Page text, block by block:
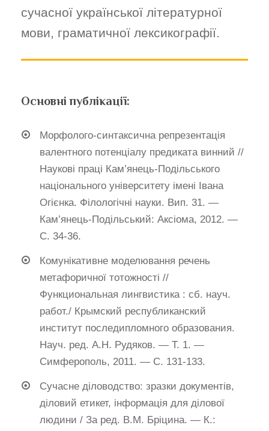
сучасної української літературної
мови, граматичної лексикографії.
Основні публікації:
Морфолого-синтаксична репрезентація
валентного потенціалу предиката винний //
Наукові праці Кам’янець-Подільського
національного університету імені Івана
Огієнка. Філологічні науки. Вип. 31. —
Кам’янець-Подільський: Аксіома, 2012. —
С. 34-36.
Комунікативне моделювання речень
метафоричної тотожності //
Функциональная лингвистика : сб. науч.
работ./ Крымский республиканский
институт последипломного образования.
Науч. ред. А.Н. Рудяков. — Т. 1. —
Симферополь, 2011. — С. 131-133.
Сучасне діловодство: зразки документів,
діловий етикет, інформація для ділової
людини / За ред. В.М. Бріцина. — К.: